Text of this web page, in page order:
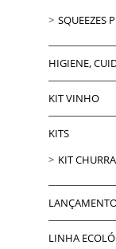
SQUEEZES
HIGIENE,
KIT VINHO
KITS
KIT
LINHA